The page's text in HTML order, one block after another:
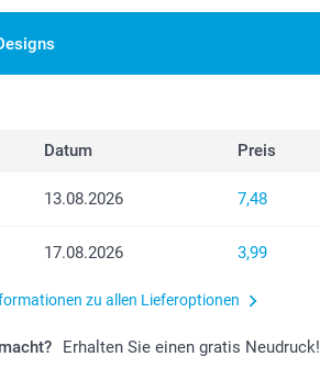
Datum Preis
13.08.2026 7,48
17.08.2026 3,99
zu allen Lieferoptionen
Erhalten Sie einen gratis Neudruck!